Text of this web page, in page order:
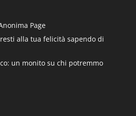
loro devono essere delle
gente, qui da noi, varia
dovrebbero variare
Page
alla tua felicità sapendo di
un monito su chi potremmo